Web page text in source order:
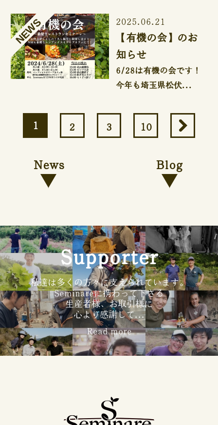
2025.06.21
【有機の会】のお
知らせ
6/28は有機の会です！
今年も埼玉県松伏...
1 2 3 10
News Blog
Supporter
私達は多くの方々に支えられています。
Seminareに携わって下さる
生産者様、お取引様に
心より感謝して...
Read more